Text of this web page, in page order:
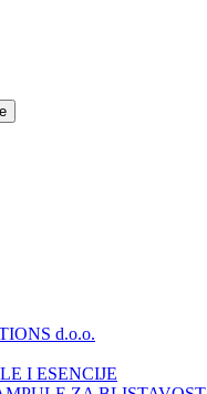
I ESENCIJE